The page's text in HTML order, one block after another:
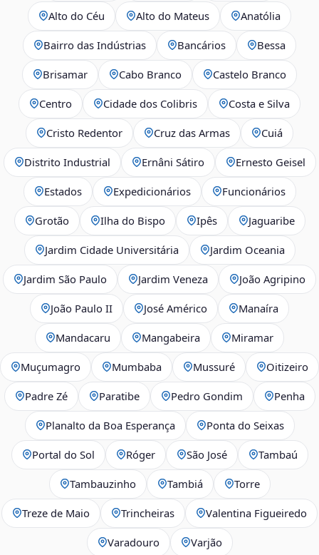
Alto do Céu Alto do Mateus Anatólia
Bairro das Indústrias Bancários Bessa
Brisamar Cabo Branco Castelo Branco
Centro Cidade dos Colibris Costa e Silva
Cristo Redentor Cruz das Armas Cuiá
Distrito Industrial Ernâni Sátiro Ernesto Geisel
Estados Expedicionários Funcionários
Grotão Ilha do Bispo Ipês Jaguaribe
Jardim Cidade Universitária Jardim Oceania
Jardim São Paulo Jardim Veneza João Agripino
João Paulo II José Américo Manaíra
Mandacaru Mangabeira Miramar
Muçumagro Mumbaba Mussuré Oitizeiro
Padre Zé Paratibe Pedro Gondim Penha
Planalto da Boa Esperança Ponta do Seixas
Portal do Sol Róger São José Tambaú
Tambauzinho Tambiá Torre
Treze de Maio Trincheiras Valentina Figueiredo
Varadouro Varjão